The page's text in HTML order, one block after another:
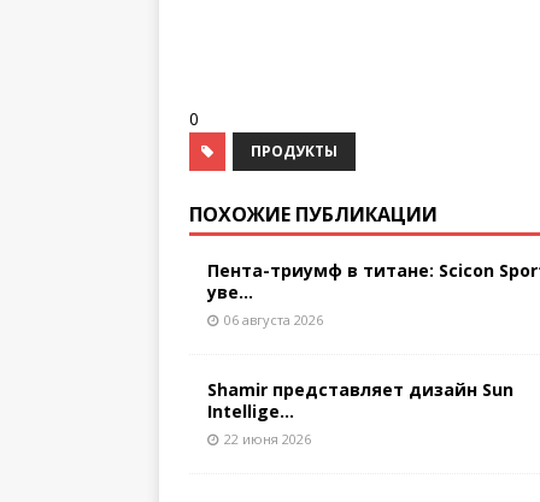
0
ПРОДУКТЫ
ПОХОЖИЕ ПУБЛИКАЦИИ
Пента-триумф в титане: Scicon
уве...
06 августа 2026
Shamir представляет дизайн Sun
Intellige...
22 июня 2026